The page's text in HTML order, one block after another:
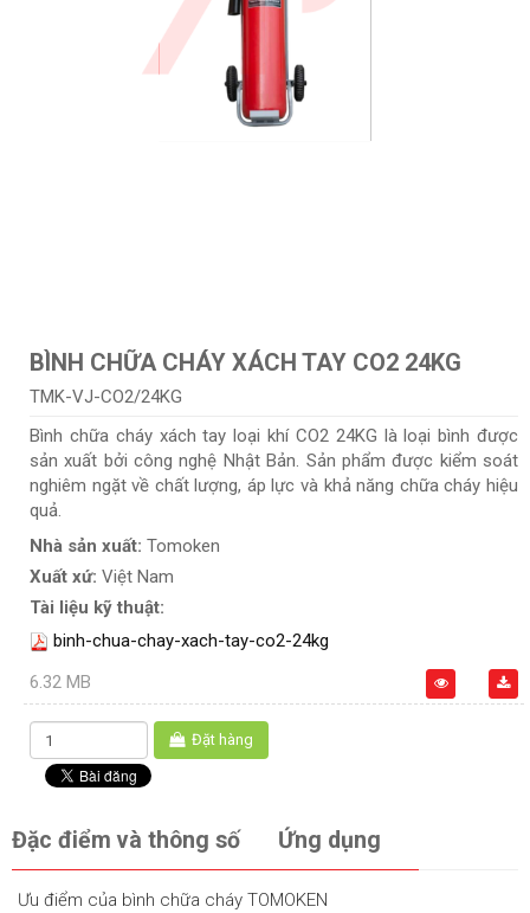
BÌNH CHỮA CHÁY XÁCH TAY CO2 24KG
TMK-VJ-CO2/24KG
Bình chữa cháy xách tay loại khí CO2 24KG là loại bình được
sản xuất bởi công nghệ Nhật Bản. Sản phẩm được kiểm soát
nghiêm ngặt về chất lượng, áp lực và khả năng chữa cháy hiệu
quả.
Nhà sản xuất: Tomoken
Xuất xứ: Việt Nam
Tài liệu kỹ thuật:
binh-chua-chay-xach-tay-co2-24kg
6.32 MB
Đặt hàng
Đặc điểm và thông số Ứng dụng
Ưu điểm của bình chữa cháy TOMOKEN